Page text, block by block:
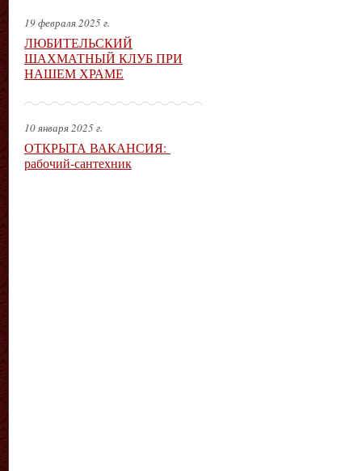
19 февраля 2025 г.
ЛЮБИТЕЛЬСКИЙ
ШАХМАТНЫЙ КЛУБ ПРИ
НАШЕМ ХРАМЕ
10 января 2025 г.
ОТКРЫТА ВАКАНСИЯ:
рабочий-сантехник